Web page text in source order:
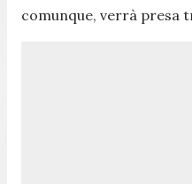
comunque, verrà presa